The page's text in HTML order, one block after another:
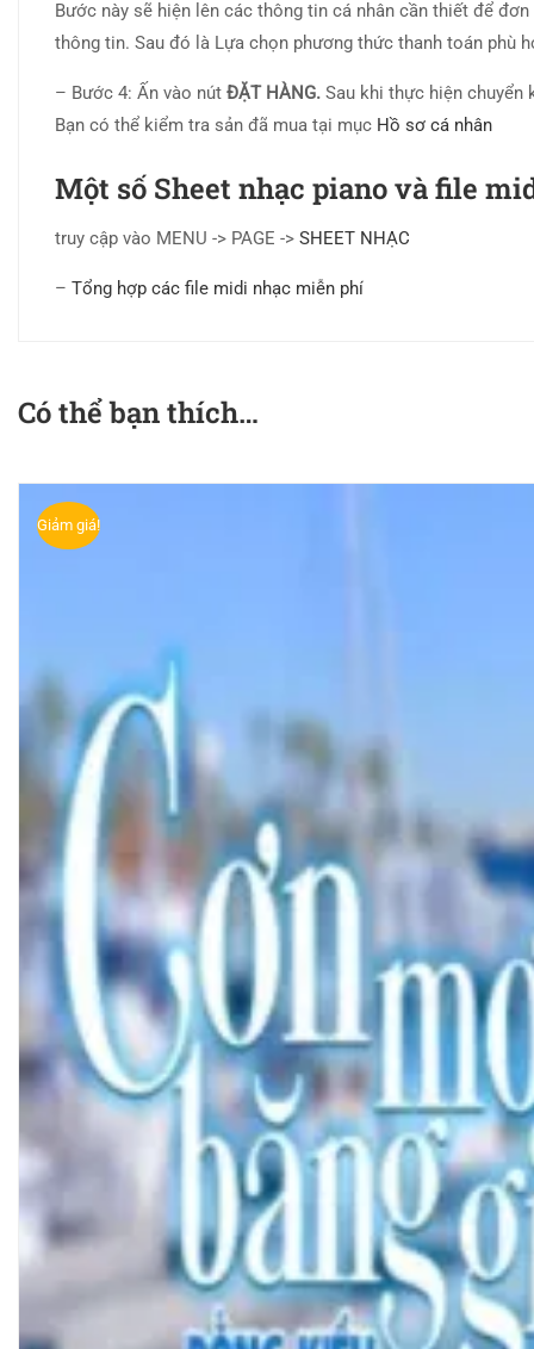
Bước này sẽ hiện lên các thông tin cá nhân cần thiết để
thông tin. Sau đó là Lựa chọn phương thức thanh toán phù
– Bước 4: Ấn vào nút ĐẶT HÀNG. Sau khi thực hiện chuyển
Bạn có thể kiểm tra sản đã mua tại mục Hồ sơ cá nhân
Một số Sheet nhạc piano và file
truy cập vào MENU -> PAGE -> SHEET NHẠC
– Tổng hợp các file midi nhạc miễn phí
Có thể bạn thích…
Giảm giá!